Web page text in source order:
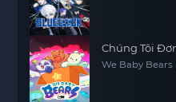
Chúng Tôi
We Baby Bears